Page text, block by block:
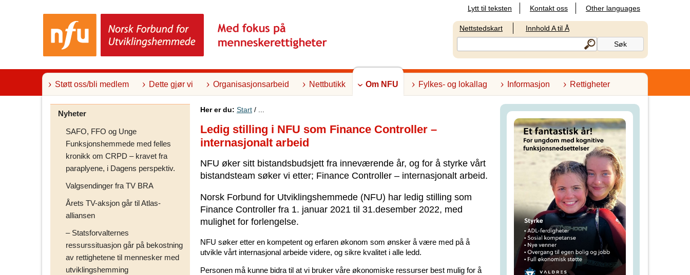
o
Lytt til teksten Kontakt oss Other languages
Nettstedskart Innhold A til Å
Støtt oss/bli medlem Dette gjør vi Organisasjonsarbeid Nettbutikk Om NFU Fylkes- og lokallag Informasjon Rettigheter
Nyheter
SAFO, FFO og Unge
Funksjonshemmede med felles
kronikk om CRPD – kravet fra
paraplyene, i Dagens perspektiv.
Valgsendinger fra TV BRA
Årets TV-aksjon går til Atlas-
alliansen
– Statsforvalternes
ressurssituasjon går på bekostning
av rettighetene til mennesker med
utviklingshemming
Her er du: Start / ...
Ledig stilling i NFU som Finance Controller –
internasjonalt arbeid
NFU øker sitt bistandsbudsjett fra inneværende år, og for å styrke vårt
bistandsteam søker vi etter; Finance Controller – internasjonalt arbeid.
Norsk Forbund for Utviklingshemmede (NFU) har ledig stilling som
Finance Controller fra 1. januar 2021 til 31.desember 2022, med
mulighet for forlengelse.
NFU søker etter en kompetent og erfaren økonom som ønsker å være med på å
utvikle vårt internasjonal arbeide videre, og sikre kvalitet i alle ledd.
Personen må kunne bidra til at vi bruker våre økonomiske ressurser best mulig for å